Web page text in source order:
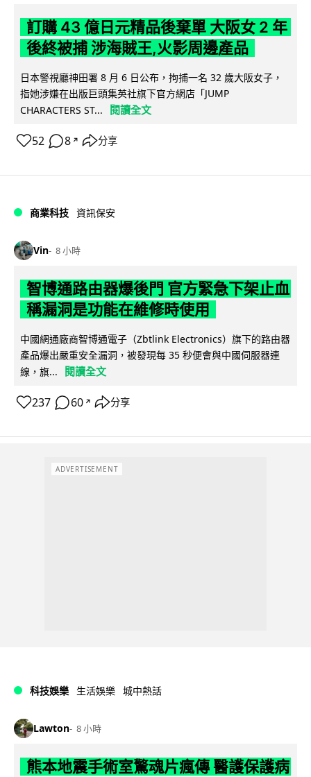
訂購 43 億日元精品後棄單 大阪女 2 年
後終被捕 涉海賊王,火影周邊產品
日本警視廳神田署 8 月 6 日公布，拘捕一名 32 歲大阪女子，
指她涉嫌在出版巨頭集英社旗下官方網店「JUMP
CHARACTERS ST...
閱讀全文
52 8 ↗ 分享
商業科技 資訊保安
Vin 8 小時
智博通路由器爆後門 官方緊急下架止血
稱漏洞是功能在維修時使用
中國網通廠商智博通電子（Zbtlink Electronics）旗下的路由器
產品爆出嚴重安全漏洞，被發現每 35 秒便會與中國伺服器連
線，旗...
閱讀全文
237 60 ↗ 分享
ADVERTISEMENT
科技娛樂 生活娛樂 城中熱話
Lawton 8 小時
熊本地震手術室驚魂片瘋傳 醫護保護病